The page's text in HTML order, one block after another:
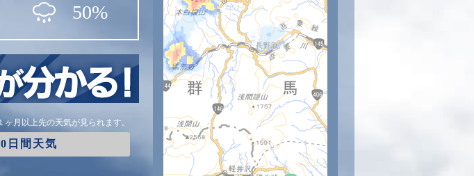
50%
月以上先の天気が見られます。
日間天気